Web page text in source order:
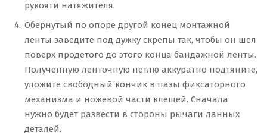
рукояти натяжителя.
Обернутый по опоре другой конец монтажной
ленты заведите под дужку скрепы так, чтобы он шел
поверх продетого до этого конца бандажной ленты.
Полученную ленточную петлю аккуратно подтяните,
уложите свободный кончик в пазы фиксаторного
механизма и ножевой части клещей. Сначала
нужно будет развести в стороны рычаги данных
деталей.